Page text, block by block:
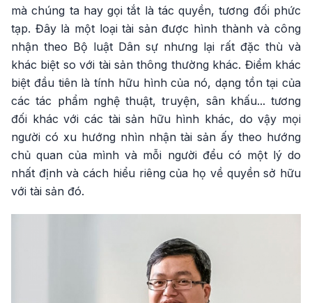
mà chúng ta hay gọi tắt là tác quyền, tương đối phức
tạp. Đây là một loại tài sản được hình thành và công
nhận theo Bộ luật Dân sự nhưng lại rất đặc thù và
khác biệt so với tài sản thông thường khác. Điểm khác
biệt đầu tiên là tính hữu hình của nó, dạng tồn tại của
các tác phẩm nghệ thuật, truyện, sân khấu... tương
đối khác với các tài sản hữu hình khác, do vậy mọi
người có xu hướng nhìn nhận tài sản ấy theo hướng
chủ quan của mình và mỗi người đểu có một lý do
nhất định và cách hiểu riêng của họ về quyền sở hữu
với tài sản đó.